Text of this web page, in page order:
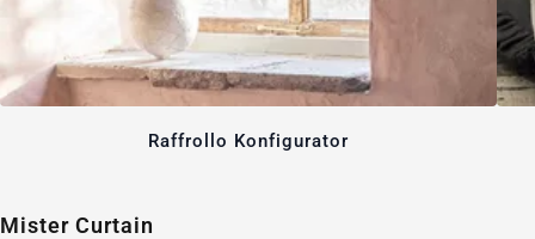
Raffrollo Konfigurator
Mister Curtain